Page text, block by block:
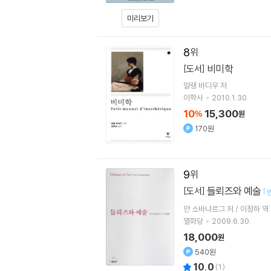
미리보기
8
[도서] 비미학
알랭 바디우저
이학사
2010.1.30.
10% 15,300원
170원
9
[도서] 들뢰즈와 예술 [
안 소바냐르그 저 / 이정하 역
열화당
2009.6.30.
18,000원
540원
10.0 (1)